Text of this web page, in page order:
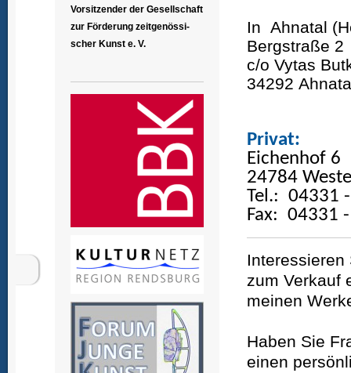
Vorsitzender der Gesellschaft
zur Förderung zeitgenössi-
scher Kunst e. V.
In Ahnatal
Bergstraße 2
c/o Vytas
34292
Privat:
Eichenhof 6
24784
Tel.: 04331
Fax: 04331
zum Verkauf
meinen
Haben Sie
einen